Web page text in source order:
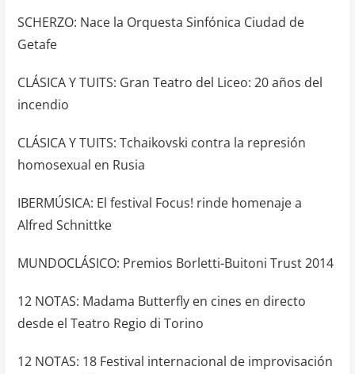
SCHERZO: Nace la Orquesta Sinfónica Ciudad de
Getafe
CLÁSICA Y TUITS: Gran Teatro del Liceo: 20 años del
incendio
CLÁSICA Y TUITS: Tchaikovski contra la represión
homosexual en Rusia
IBERMÚSICA: El festival Focus! rinde homenaje a
Alfred Schnittke
MUNDOCLÁSICO: Premios Borletti-Buitoni Trust 2014
12 NOTAS: Madama Butterfly en cines en directo
desde el Teatro Regio di Torino
12 NOTAS: 18 Festival internacional de improvisación